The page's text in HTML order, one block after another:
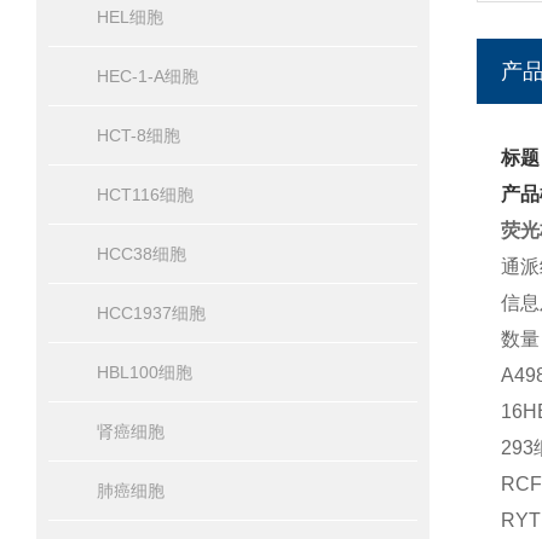
HEL细胞
HEC-1-A细胞
HCT-8细胞
HCT116细胞
HCC38细胞
HCC1937细胞
HBL100细胞
肾癌细胞
肺癌细胞
产
标
产
荧
通
信
数
293